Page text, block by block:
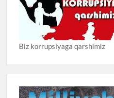
Biz korrupsiyaga qarshimiz